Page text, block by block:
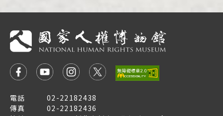
電話
02-22182438
傳真
02-22182436